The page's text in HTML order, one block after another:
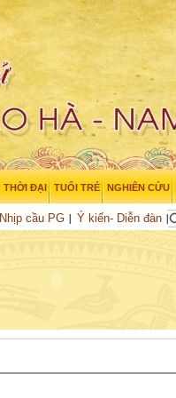
Nhịp cầu PG Ý kiến- Diễn đàn
THỜI ĐẠI TUỔI TRẺ NGHIÊN CỨU